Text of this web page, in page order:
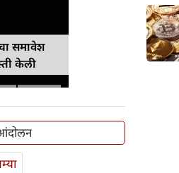
समावेश
केली
आंदोलन